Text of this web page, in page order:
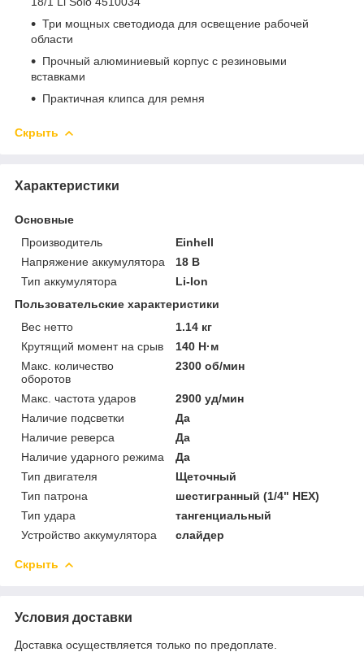
Три мощных светодиода для освещение рабочей
области
Прочный алюминиевый корпус с резиновыми
вставками
Практичная клипса для ремня
Скрыть
Характеристики
Основные
Производитель
Einhell
Напряжение аккумулятора
18 В
Тип аккумулятора
Li-Ion
Пользовательские характеристики
Вес нетто
1.14 кг
Крутящий момент на срыв
140 Н·м
Макс. количество
оборотов
2300 об/мин
Макс. частота ударов
2900 уд/мин
Наличие подсветки
Да
Наличие реверса
Да
Наличие ударного режима
Да
Тип двигателя
Щеточный
Тип патрона
шестигранный (1/4" НЕХ)
Тип удара
тангенциальный
Устройство аккумулятора
слайдер
Скрыть
Условия доставки
Доставка осуществляется только по предоплате.